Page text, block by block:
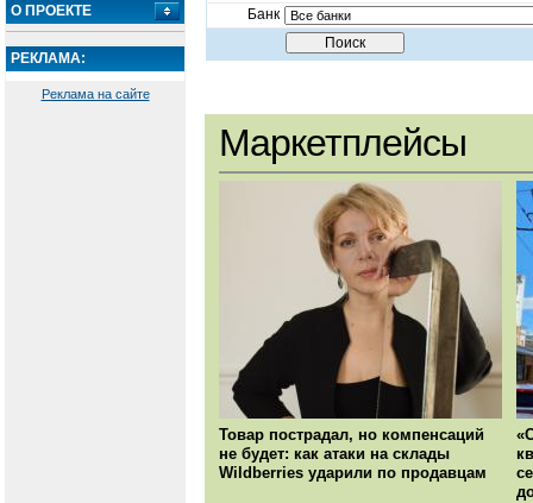
О ПРОЕКТЕ
РЕКЛАМА:
Реклама на сайте
Банк
Маркетплейсы
Товар пострадал, но компенсаций
не будет: как атаки на склады
Wildberries ударили по продавцам